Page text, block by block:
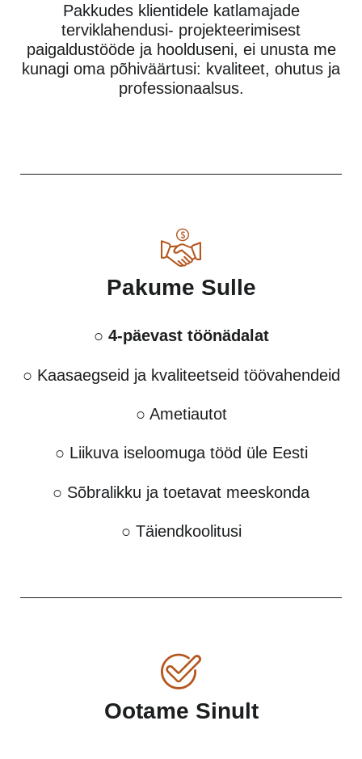
Pakkudes klientidele katlamajade
terviklahendusi- projekteerimisest
paigaldustööde ja hoolduseni, ei unusta me
kunagi oma põhiväärtusi: kvaliteet, ohutus ja
professionaalsus.
Pakume Sulle
○ 4-päevast töönädalat
○ Kaasaegseid ja kvaliteetseid töövahendeid
○ Ametiautot
○ Liikuva iseloomuga tööd üle Eesti
○ Sõbralikku ja toetavat meeskonda
○ Täiendkoolitusi
Ootame Sinult